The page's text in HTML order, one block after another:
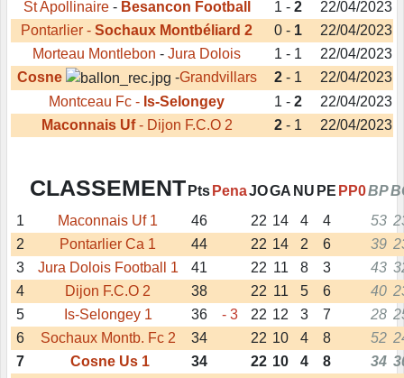
St Apollinaire- Besancon Football 1 - 2
22/04/2023
Pontarlier - Sochaux Montbéliard 2 0 - 1
22/04/2023
Morteau Montlebon - Jura Dolois 1 - 1
22/04/2023
Cosne
-Grandvillars 2- 1
22/04/2023
Montceau Fc - Is-Selongey 1 - 2
22/04/2023
Maconnais Uf- Dijon F.C.O 2 2- 1 22/04/2023
CLASSEMENT Pts PenaJOGA NU PE PP0BP
1
Maconnais Uf 1 46 22 14 4 4 53
2
Pontarlier Ca 1 44 22 14 2 6 39
3
Jura Dolois Football 1 41 22 11 8 3 43
4
Dijon F.C.O 2 38 22 11 5 6 40
5
Is-Selongey 1 36 - 3 22 12 3 7 28
6
Sochaux Montb. Fc 2 34 22 10 4 8 52
7
Cosne Us 1 34 22 10 4 8 34